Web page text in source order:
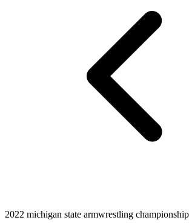
2022 michigan state armwrestling championship